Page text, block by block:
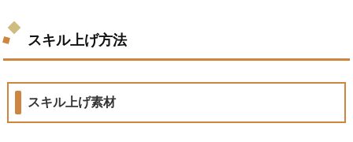
スキル上げ方法
スキル上げ素材